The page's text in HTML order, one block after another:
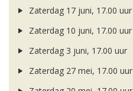
Zaterdag 17 juni, 17.00 uur
Zaterdag 10 juni, 17.00 uur
Zaterdag 3 juni, 17.00 uur
Zaterdag 27 mei, 17.00 uur